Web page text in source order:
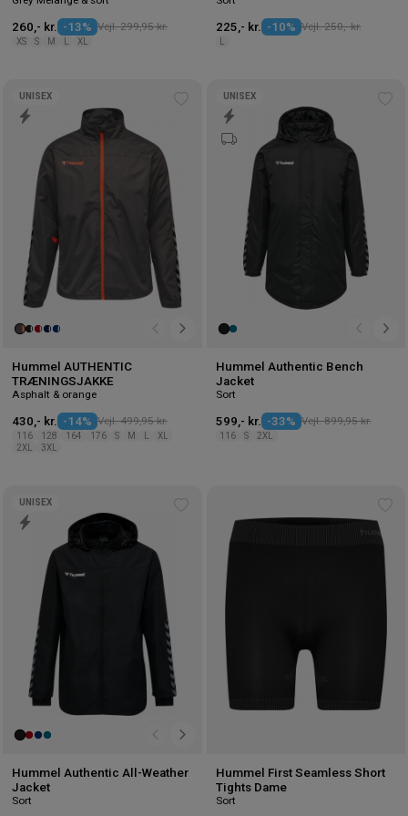
260,- kr. -13% Vejl. 299,95 kr.
XS S M XL
225,- kr. -10% Vejl. 250,- kr.
ønskeliste
UNISEX
Hummel AUTHENTIC
TRÆNINGSJAKKE
Asphalt & orange
430,- kr. -14% Vejl. 499,95 kr.
116 128 164 176 S M
XL
2XL
3XL
UNISEX
Hummel Authentic Bench
Jacket
Sort
599,- kr. -33% Vejl. 899,95 kr.
116 S 2XL
ønskeliste
UNISEX
Hummel Authentic All-Weather
Jacket
Sort
Hummel First Seamless Short
Tights Dame
Sort